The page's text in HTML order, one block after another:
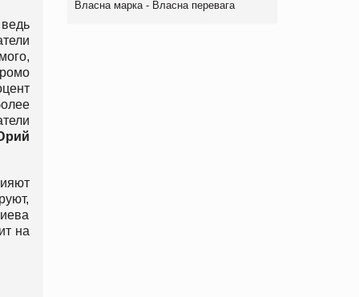
на
Власна марка - Власна перевага